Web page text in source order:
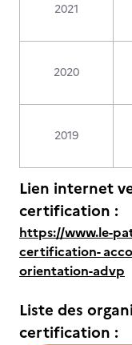
2021
2020
2019
Lien internet
certification :
https://www.le-
certification-
orientation-advp
Liste des
certification :